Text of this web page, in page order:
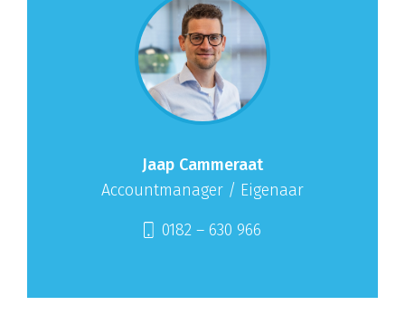
Jaap Cammeraat
Accountmanager / Eigenaar
0182 – 630 966